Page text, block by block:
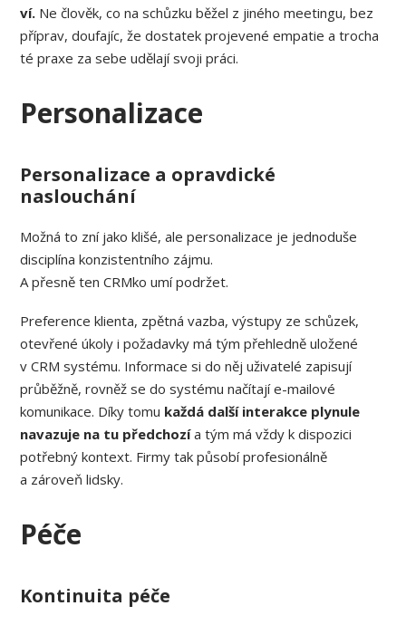
ví. Ne člověk, co na schůzku běžel z jiného meetingu, bez
příprav, doufajíc, že dostatek projevené empatie a trocha
té praxe za sebe udělají svoji práci.
Personalizace
Personalizace a opravdické
naslouchání
Možná to zní jako klišé, ale personalizace je jednoduše
disciplína konzistentního zájmu.
A přesně ten CRMko umí podržet.
Preference klienta, zpětná vazba, výstupy ze schůzek,
otevřené úkoly i požadavky má tým přehledně uložené
v CRM systému. Informace si do něj uživatelé zapisují
průběžně, rovněž se do systému načítají e-mailové
komunikace. Díky tomu každá další interakce plynule
navazuje na tu předchozía tým má vždy k dispozici
potřebný kontext. Firmy tak působí profesionálně
a zároveň lidsky.
Péče
Kontinuita péče